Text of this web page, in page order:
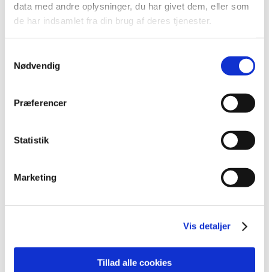
data med andre oplysninger, du har givet dem, eller som
de har indsamlet fra din brug af deres tjenester.
Nødvendig
Præferencer
Statistik
Marketing
Vis detaljer
Tillad alle cookies
|6. august 2019|
En ny digital guide på Lægemiddelstyrelsens hjemmeside
TID
2024 (224)
2022 (197)
december (11)